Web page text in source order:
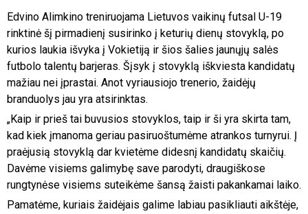
Edvino Alimkino treniruojama Lietuvos vaikinų futsal U-19
rinktinė šį pirmadienį susirinko į keturių dienų stovyklą, po
kurios laukia išvyka į Vokietiją ir šios šalies jaunųjų salės
futbolo talentų barjeras. Šįsyk į stovyklą iškviesta kandidatų
mažiau nei įprastai. Anot vyriausiojo trenerio, žaidėjų
branduolys jau yra atsirinktas.
„Kaip ir prieš tai buvusios stovyklos, taip ir ši yra skirta tam,
kad kiek įmanoma geriau pasiruoštumėme atrankos turnyrui. Į
praėjusią stovyklą dar kvietėme didesnį kandidatų skaičių.
Davėme visiems galimybę save parodyti, draugiškose
rungtynėse visiems suteikėme šansą žaisti pakankamai laiko.
Pamatėme, kuriais žaidėjais galime labiau pasikliauti aikštėje,